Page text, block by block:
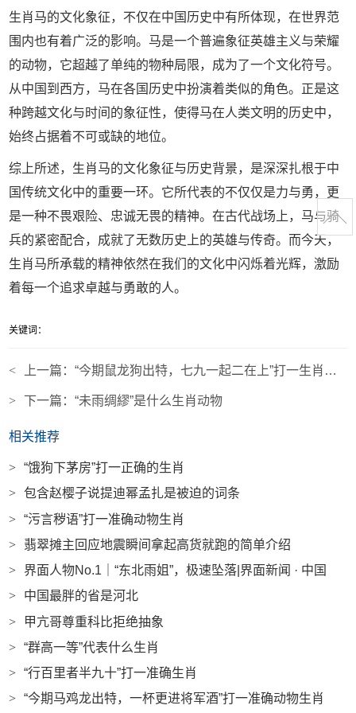
生肖马的文化象征，不仅在中国历史中有所体现，在世界范
围内也有着广泛的影响。马是一个普遍象征英雄主义与荣耀
的动物，它超越了单纯的物种局限，成为了一个文化符号。
从中国到西方，马在各国历史中扮演着类似的角色。正是这
种跨越文化与时间的象征性，使得马在人类文明的历史中，
始终占据着不可或缺的地位。
综上所述，生肖马的文化象征与历史背景，是深深扎根于中
国传统文化中的重要一环。它所代表的不仅仅是力与勇，更
是一种不畏艰险、忠诚无畏的精神。在古代战场上，马与骑
兵的紧密配合，成就了无数历史上的英雄与传奇。而今天，
生肖马所承载的精神依然在我们的文化中闪烁着光辉，激励
着每一个追求卓越与勇敢的人。
关键词：
< 上一篇：“今期鼠龙狗出特，七九一起二在上”打一生肖是什么
> 下一篇：“未雨绸繆”是什么生肖动物
相关推荐
>
“饿狗下茅房”打一正确的生肖
>
包含赵樱子说提迪幂孟扎是被迫的词条
>
“污言秽语”打一准确动物生肖
>
翡翠摊主回应地震瞬间拿起高货就跑的简单介绍
>
界面人物No.1｜“东北雨姐”，极速坠落|界面新闻 · 中国
>
中国最胖的省是河北
>
甲亢哥尊重科比拒绝抽象
>
“群高一等”代表什么生肖
>
“行百里者半九十”打一准确生肖
>
“今期马鸡龙出特，一杯更进将军酒”打一准确动物生肖